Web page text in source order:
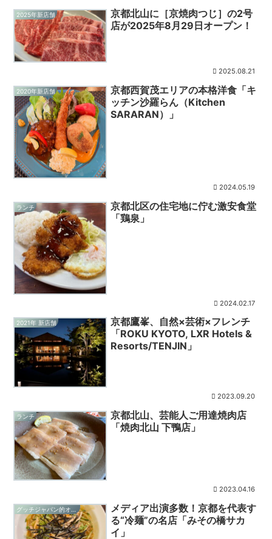
2025年新店舗
京都北山に［京焼肉つじ］の2号
店が2025年8月29日オープン！
2025.08.21
2020年新店舗
京都西賀茂エリアの本格洋食「キ
ッチン沙羅らん（Kitchen
SARARAN）」
2024.05.19
ランチ
京都北区の住宅地に佇む激安食堂
「鶏泉」
2024.02.17
2021年 新店舗
京都鷹峯、自然×芸術×フレンチ
「ROKU KYOTO, LXR Hotels &
Resorts/TENJIN」
2023.09.20
ランチ
京都北山、芸能人ご用達焼肉店
「焼肉北山 下鴨店」
2023.04.16
メディア出演多数！京都を代表す
る“冷麺”の名店「みその橋サカ
イ」